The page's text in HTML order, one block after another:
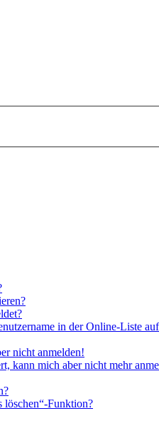
in der Online-Liste
nicht anmelden!
kann mich aber nicht mehr
löschen“-Funktion?